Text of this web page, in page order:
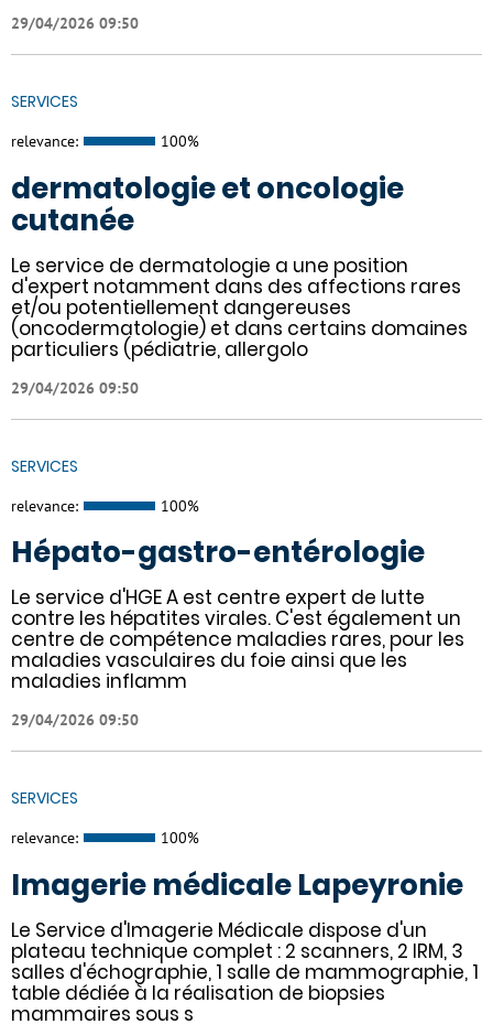
29/04/2026 09:50
SERVICES
relevance: 100%
dermatologie et oncologie
cutanée
Le service de dermatologie a une position
d'expert notamment dans des affections rares
et/ou potentiellement dangereuses
(oncodermatologie) et dans certains domaines
particuliers (pédiatrie, allergolo
29/04/2026 09:50
SERVICES
relevance: 100%
Hépato-gastro-entérologie
Le service d'HGE A est centre expert de lutte
contre les hépatites virales. C'est également un
centre de compétence maladies rares, pour les
maladies vasculaires du foie ainsi que les
maladies inflamm
29/04/2026 09:50
SERVICES
relevance: 100%
Imagerie médicale Lapeyronie
Le Service d'Imagerie Médicale dispose d'un
plateau technique complet : 2 scanners, 2 IRM, 3
salles d'échographie, 1 salle de mammographie, 1
table dédiée à la réalisation de biopsies
mammaires sous s